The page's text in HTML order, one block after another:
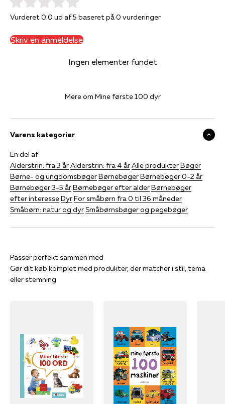
Vurderet 0.0 ud af 5 baseret på 0 vurderinger
Skriv en anmeldelse
Ingen elementer fundet
Mere om Mine første 100 dyr
Varens kategorier
En del af
Alderstrin: fra 3 årAlderstrin: fra 4 årAlle produkterBøger
Børne- og ungdomsbøgerBørnebøgerBørnebøger 0-2 år
Børnebøger 3-5 årBørnebøger efter alderBørnebøger
efter interesseDyrFor småbørn fra 0 til 36 måneder
Småbørn: natur og dyrSmåbørnsbøger og pegebøger
Gør dit køb komplet med produkter, der matcher i stil, tema
eller stemning